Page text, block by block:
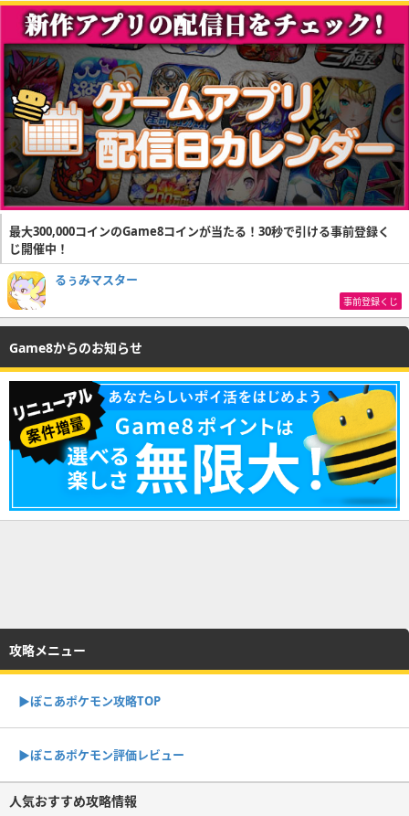
最大300,000コインのGame8コインが当たる！30秒で引ける事前登録く
じ開催中！
るぅみマスター
事前登録くじ
Game8からのお知らせ
攻略メニュー
▶︎ぽこあポケモン攻略TOP
▶︎ぽこあポケモン評価レビュー
人気おすすめ攻略情報